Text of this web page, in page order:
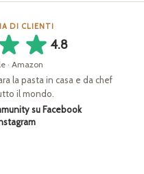
DI CLIENTI
4.8
· Amazon
la pasta in casa e da chef
il mondo.
su Facebook